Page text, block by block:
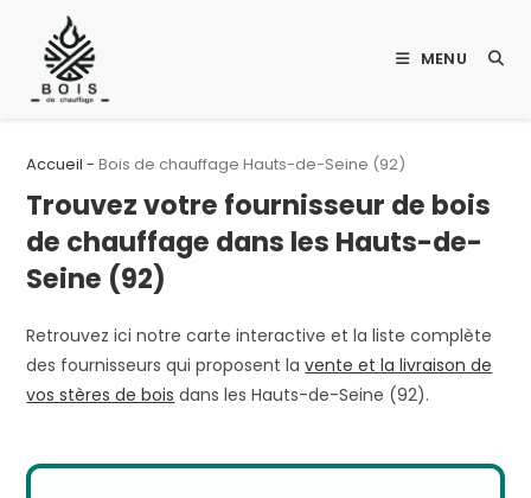
content
MENU
Accueil -Bois de chauffage Hauts-de-Seine (92)
Trouvez votre fournisseur de bois
de chauffage dans les Hauts-de-
Seine (92)
Retrouvez ici notre carte interactive et la liste complète
des fournisseurs qui proposent lavente et la livraison de
vos stères de bois dans les Hauts-de-Seine (92).